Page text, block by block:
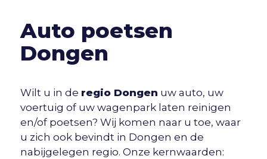
Auto poetsen
Dongen
Wilt u in de regio Dongen uw auto, uw
voertuig of uw wagenpark laten reinigen
en/of poetsen? Wij komen naar u toe, waar
u zich ook bevindt in Dongen en de
nabijgelegen regio. Onze kernwaarden: